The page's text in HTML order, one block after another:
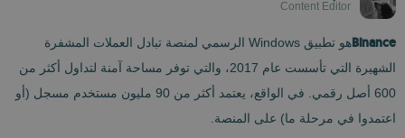
Content Editor
Binance
هو تطبيق Windows الرسمي لمنصة تبادل العملات المشفرة
الشهيرة التي تأسست عام 2017، والتي توفر مساحة آمنة لتداول أكثر من
600 أصل رقمي. في الواقع، يعتمد أكثر من 90 مليون مستخدم مسجل (أو
اعتمدوا في مرحلة ما) على المنصة.